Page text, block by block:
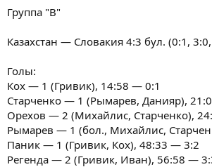
Группа "В"
Казахстан — Словакия 4:3 бул. (0:1,
Голы:
Кох — 1 (Гривик), 14:58 — 0:1
Старченко — 1 (Рымарев, Данияр),
Орехов — 2 (Михайлис, Старченко),
Рымарев — 1 (бол., Михайлис,
Паник — 1 (Гривик, Кох), 48:33 — 3:2
Регенда — 2 (Гривик, Иван), 56:58 —